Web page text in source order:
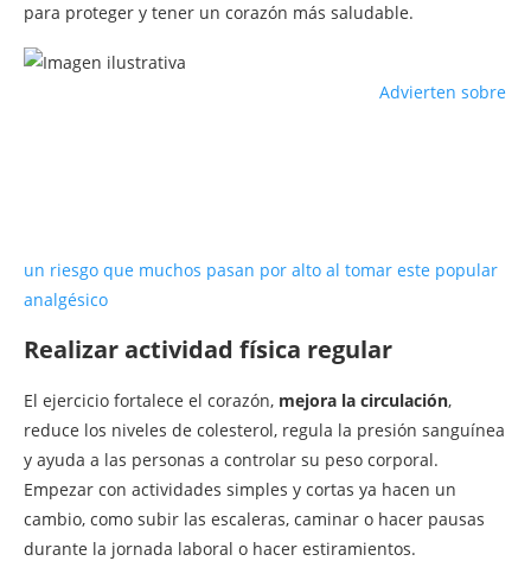
para proteger y tener un corazón más saludable.
Advierten sobre
un riesgo que muchos pasan por alto al tomar este popular
analgésico
Realizar actividad física regular
El ejercicio fortalece el corazón, mejora la circulación,
reduce los niveles de colesterol, regula la presión sanguínea
y ayuda a las personas a controlar su peso corporal.
Empezar con actividades simples y cortas ya hacen un
cambio, como subir las escaleras, caminar o hacer pausas
durante la jornada laboral o hacer estiramientos.